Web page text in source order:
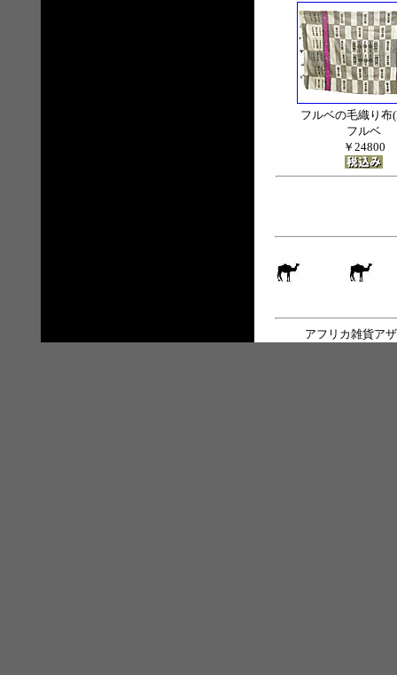
フルベの毛織り布
フルベ
￥24800
アフリカ雑貨ア